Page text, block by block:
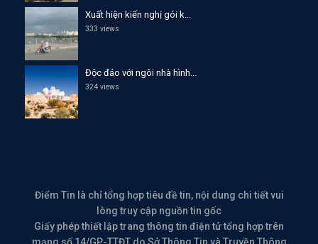
Xuất hiện kiến nghị gói k...
333 views
Độc đáo với ngôi nhà hình...
324 views
Điểm Tin là chỉ tổng hợp tiêu đề tin, nội dung chi tiết vui
lòng truy cập nguồn tin gốc
Giấy phép thiết lập trang thông tin điện tử tổng hợp trên